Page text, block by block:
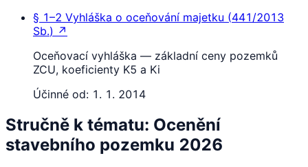
§ 1–2 Vyhláška o oceňování majetku (441/2013
Sb.) ↗
Oceňovací vyhláška — základní ceny pozemků
ZCU, koeficienty K5 a Ki
Účinné od: 1. 1. 2014
Stručně k tématu: Ocenění
stavebního pozemku 2026